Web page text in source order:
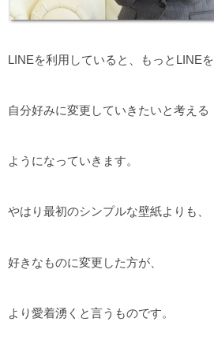
LINEを利用していると、もっとLINEを
自分好みに変更していきたいと考える
ようになっていきます。
やはり最初のシンプルな壁紙よりも、
好きなものに変更した方が、
より愛着湧くと言うものです。